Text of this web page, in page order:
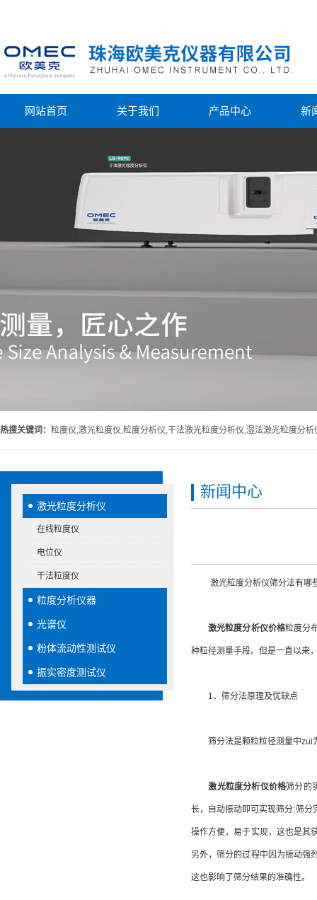
网站首页 关于我们 产品中心 新
热搜关键词： 粒度仪,激光粒度仪,粒度分析仪,干法激光粒度分析仪,湿法激光粒度分析
激光粒度分析仪
在线粒度仪
电位仪
干法粒度仪
粒度分析仪器
光谱仪
粉体流动性测试仪
振实密度测试仪
新闻中心
激光粒度分析仪筛分法有哪
激光粒度分析仪价格粒度分
种粒径测量手段。但是一直以来
1、筛分法原理及优缺点
筛分法是颗粒粒径测量中zui
激光粒度分析仪价格筛分的
长，自动振动即可实现筛分;筛分
操作方便，易于实现，这也是其
另外，筛分的过程中因为振动强
这也影响了筛分结果的准确性。